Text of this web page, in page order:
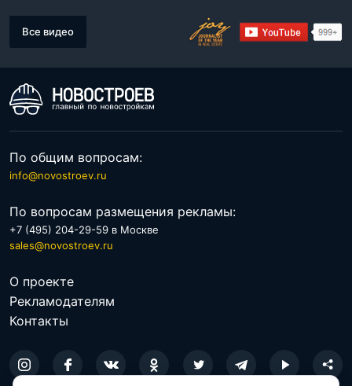
Все видео
По общим вопросам:
info@novostroev.ru
По вопросам размещения рекламы:
+7 (495) 204-29-59 в Москве
sales@novostroev.ru
О проекте
Рекламодателям
Контакты